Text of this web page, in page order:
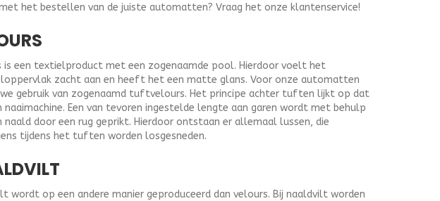
het bestellen van de juiste automatten? Vraag het onze klantenservice!
is een textielproduct met een zogenaamde pool. Hierdoor voelt het
zacht aan en heeft het een matte glans. Voor onze automatten
gebruik van zogenaamd tuftvelours. Het principe achter tuften lijkt op dat
naaimachine. Een van tevoren ingestelde lengte aan garen wordt met behulp
naald door een rug geprikt. Hierdoor ontstaan er allemaal lussen, die
tijdens het tuften worden losgesneden.
wordt op een andere manier geproduceerd dan velours. Bij naaldvilt worden